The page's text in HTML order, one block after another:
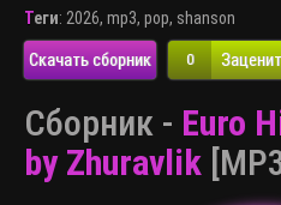
Теги: 2026, mp3, pop, shanson
Скачать сборник 0
Сборник - Euro
by Zhuravlik